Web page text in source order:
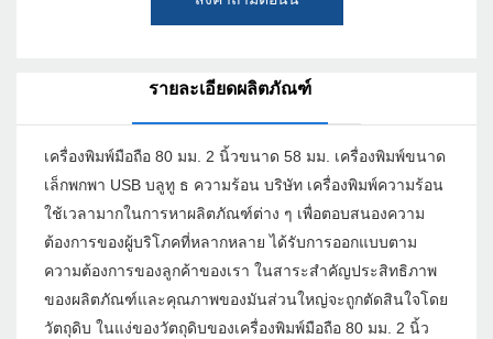
รายละเอียดผลิตภัณฑ์
เครื่องพิมพ์มือถือ 80 มม. 2 นิ้วขนาด 58 มม. เครื่องพิมพ์ขนาด
เล็กพกพา USB บลูทู ธ ความร้อน บริษัท เครื่องพิมพ์ความร้อน
ใช้เวลามากในการหาผลิตภัณฑ์ต่าง ๆ เพื่อตอบสนองความ
ต้องการของผู้บริโภคที่หลากหลาย ได้รับการออกแบบตาม
ความต้องการของลูกค้าของเรา ในสาระสำคัญประสิทธิภาพ
ของผลิตภัณฑ์และคุณภาพของมันส่วนใหญ่จะถูกตัดสินใจโดย
วัตถุดิบ ในแง่ของวัตถุดิบของเครื่องพิมพ์มือถือ 80 มม. 2 นิ้ว